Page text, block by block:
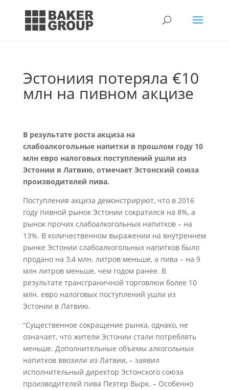
Эстониия потеряла €10
млн на пивном акцизе
В результате роста акциза на
слабоалкогольные напитки в прошлом году 10
млн евро налоговых поступлений ушли из
Эстонии в Латвию, отмечает Эстонский союза
производителей пива.
Поступления акциза демонстрируют, что в 2016
году пивной рынок Эстонии сократился на 8%, а
рынок прочих слабоалкогольных напитков – на
13%. В количественном выражении на внутреннем
рынке Эстонии слабоалкогольных напитков было
продано на 3,4 млн. литров меньше, а пива – на 9
млн литров меньше, чем годом ранее. В
результате трансграничной торговлюи более 10
млн. евро налоговых поступлений ушли из
Эстонии в Латвию.
“Существенное сокращение рынка, однако, не
означает, что жители Эстонии стали потреблять
меньше. Дополнительные объемы алкогольных
напитков ввозили из Латвии, – заявил
исполнительный директор Эстонского союза
производителей пива Пеэтер Вырк. – Особенно